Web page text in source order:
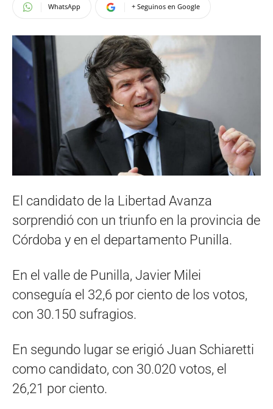
WhatsApp + Seguinos en Google
El candidato de la Libertad Avanza
sorprendió con un triunfo en la provincia de
Córdoba y en el departamento Punilla.
En el valle de Punilla, Javier Milei
conseguía el 32,6 por ciento de los votos,
con 30.150 sufragios.
En segundo lugar se erigió Juan Schiaretti
como candidato, con 30.020 votos, el
26,21 por ciento.